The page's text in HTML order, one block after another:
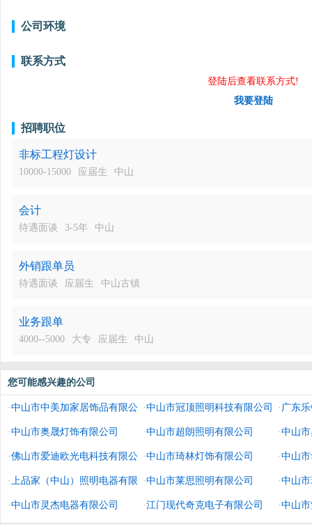
公司环境
联系方式
登陆后查看联系方式!
我要登陆
招聘职位
非标工程灯设计
10000-15000 应届生 中山
会计
待遇面谈 3-5年 中山
外销跟单员
待遇面谈 应届生 中山古镇
业务跟单
4000--5000 大专 应届生 中山
您可能感兴趣的公司
·中山市中美加家居饰品有限公
司
·中山市冠顶照明科技有限公司 ·广东
·中山市奥晟灯饰有限公司 ·中山市超朗照明有限公司 ·中山
·佛山市爱迪欧光电科技有限公
司
·中山市琦林灯饰有限公司 ·中山
·上品家（中山）照明电器有限
公司
·中山市莱思照明有限公司 ·中山
·中山市灵杰电器有限公司 ·江门现代奇克电子有限公司 ·中山